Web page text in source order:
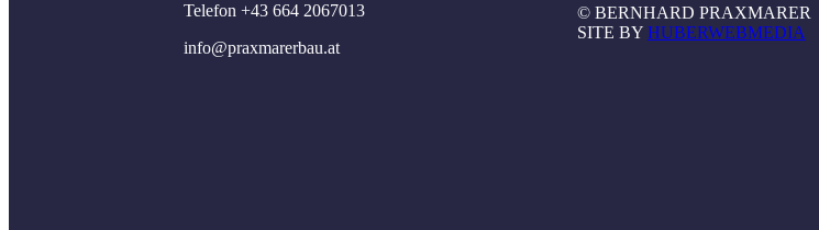
Telefon +43 664 2067013
info@praxmarerbau.at
© BERNHARD PRAXMARER
SITE BY HUBERWEBMEDIA